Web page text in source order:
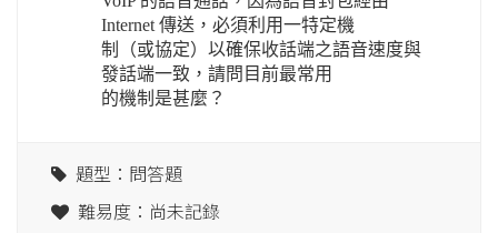
Internet 傳送，必須利用一特定機
制（或協定）以確保收話端之語音速度與
發話端一致，請問目前最常用
的機制是甚麼？
題型：問答題
難易度：尚未記錄